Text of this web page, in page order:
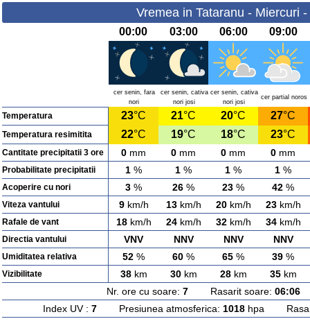
Vremea in Tataranu - Miercuri
00:00 03:00 06:00 09:00
cer senin, fara
nori
cer senin, cativa
nori josi
cer senin, cativa
nori josi
cer partial noros
Temperatura 23°C 21°C 20°C 27°C
Temperatura resimitita 22°C 19°C 18°C 23°C
Cantitate precipitatii 3 ore 0 mm 0 mm 0 mm 0 mm
Probabilitate precipitatii 1 % 1 % 1 % 1 %
Acoperire cu nori 3 % 26 % 23 % 42 %
Viteza vantului 9km/h 13km/h 20km/h 23km/h
Rafale de vant 18km/h 24km/h 32km/h 34km/h
Directia vantului VNV NNV NNV NNV
Umiditatea relativa 52 % 60 % 65 % 39 %
Vizibilitate 38km 30km 28km 35km
Nr. ore cu soare: 7Rasarit soare: 06:06
Index UV : 7Presiunea atmosferica: 1018hpa